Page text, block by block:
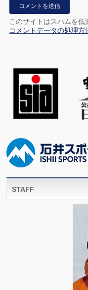
このサイトはスパムを低
コメントデータの処理
STAFF